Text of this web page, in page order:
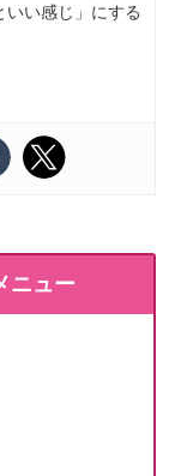
いい感じ」にする
ニュー